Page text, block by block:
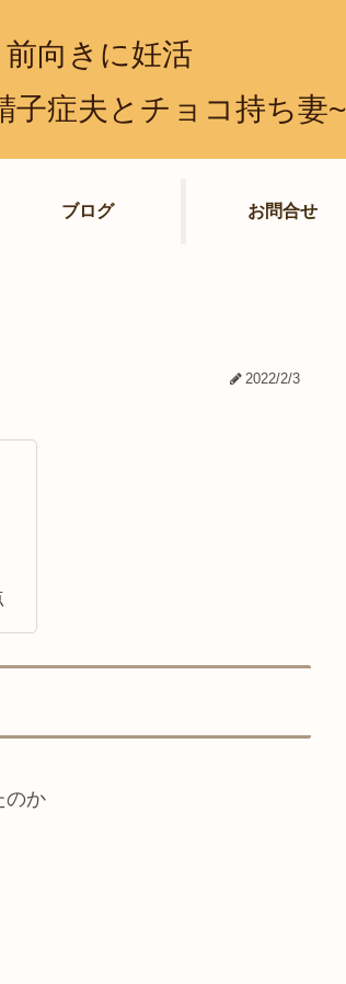
前向きに妊活
子症夫とチョコ持ち妻~
ブログ お問合せ
2022/2/3
のか